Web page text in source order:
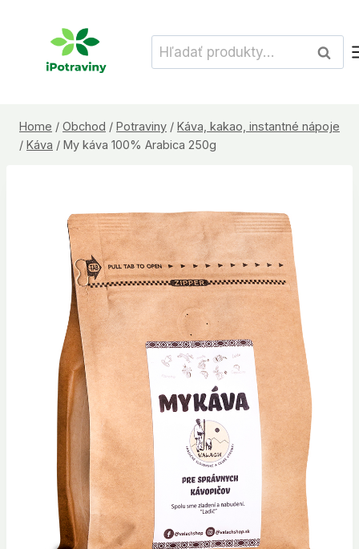
Hľadať:
Home / Obchod / Potraviny / Káva, kakao, instantné nápoje
/ Káva / My káva 100% Arabica 250g